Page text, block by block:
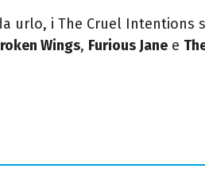
urlo, i The Cruel Intentions
Wings, Furious Jane e